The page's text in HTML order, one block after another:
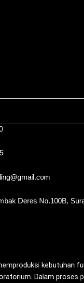
Deres No.100B,
kebutuhan
Dalam proses